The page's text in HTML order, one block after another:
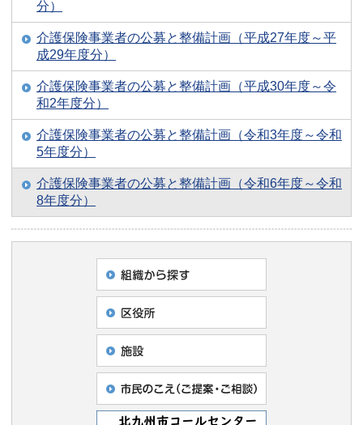
分）
介護保険事業者の公募と整備計画（平成27年度～平
成29年度分）
介護保険事業者の公募と整備計画（平成30年度～令
和2年度分）
介護保険事業者の公募と整備計画（令和3年度～令和
5年度分）
介護保険事業者の公募と整備計画（令和6年度～令和
8年度分）